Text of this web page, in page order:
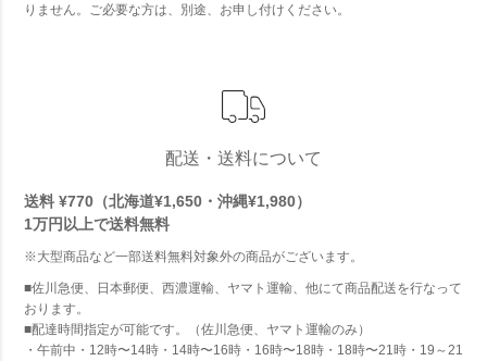
りません。ご必要な方は、別途、お申し付けください。
配送・送料について
送料 ¥770（北海道¥1,650・沖縄¥1,980）
1万円以上で送料無料
※大型商品など一部送料無料対象外の商品がございます。
■佐川急便、日本郵便、西濃運輸、ヤマト運輸、他にて商品配送を行なって
おります。
■配達時間指定が可能です。（佐川急便、ヤマト運輸のみ）
・午前中・12時〜14時・14時〜16時・16時〜18時・18時〜21時・19～21